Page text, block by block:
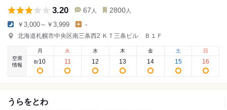
3.20 67 人 2800 人
￥3,000～￥3,999 -
北海道札幌市中央区南三条西2 ＫＴ三条ビル Ｂ１Ｆ
空席
情報
月
8/10
火
11
水
12
木
13
金
14
土
15
日
16
うらをとわ